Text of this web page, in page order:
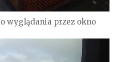
wyglądania przez okno